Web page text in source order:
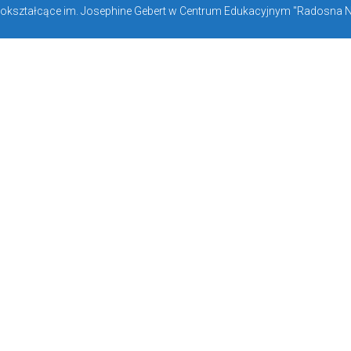
im. Josephine Gebert w Centrum Edukacyjnym "Radosna